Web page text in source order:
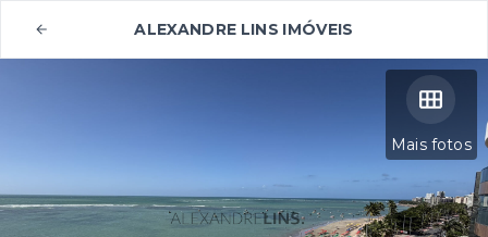
ALEXANDRE LINS IMÓVEIS
Mais fotos